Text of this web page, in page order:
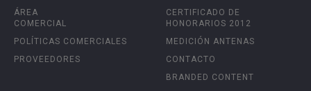
ÁREA
COMERCIAL
POLÍTICAS COMERCIALES
PROVEEDORES
CERTIFICADO DE
HONORARIOS 2012
MEDICIÓN ANTENAS
CONTACTO
BRANDED CONTENT